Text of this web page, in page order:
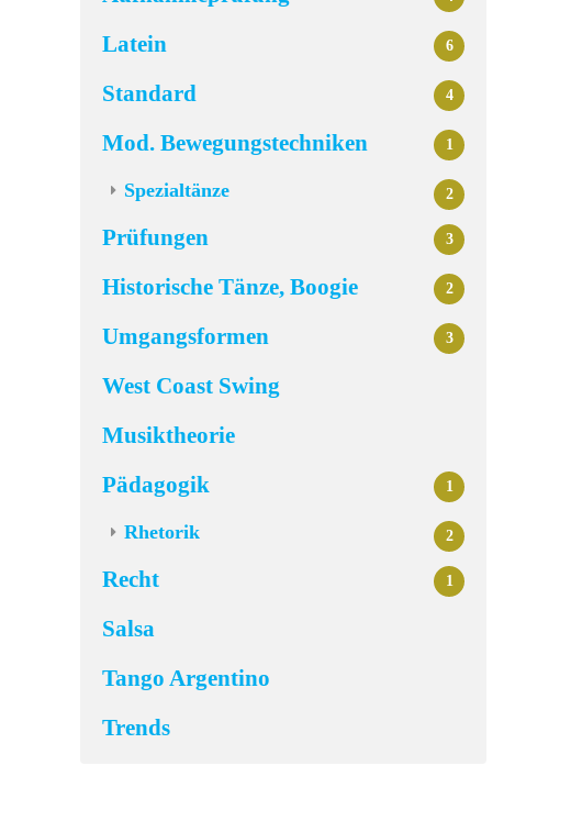
Latein 6
Standard 4
Mod. Bewegungstechniken 1
Spezialtänze 2
Prüfungen 3
Historische Tänze, Boogie 2
Umgangsformen 3
West Coast Swing
Musiktheorie
Pädagogik
1
Rhetorik 2
Recht 1
Salsa
Tango Argentino
Trends